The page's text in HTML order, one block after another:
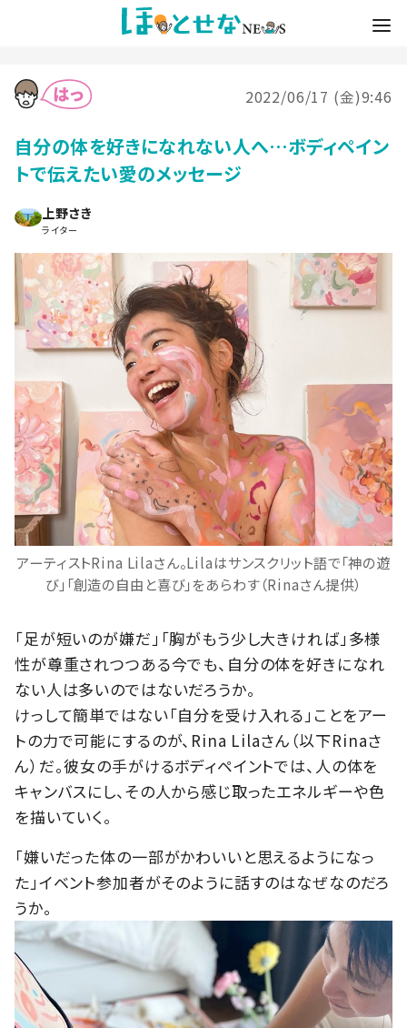
2022/06/17 (金)9:46
自分の体を好きになれない人へ…ボディペイン
トで伝えたい愛のメッセージ
上野さき
ライター
アーティストRina Lilaさん。Lilaはサンスクリット語で「神の遊
び」「創造の自由と喜び」をあらわす（Rinaさん提供）
「足が短いのが嫌だ」「胸がもう少し大きければ」多様
性が尊重されつつある今でも、自分の体を好きになれ
ない人は多いのではないだろうか。
けっして簡単ではない「自分を受け入れる」ことをアー
トの力で可能にするのが、Rina Lilaさん（以下Rinaさ
ん）だ。彼女の手がけるボディペイントでは、人の体を
キャンバスにし、その人から感じ取ったエネルギーや色
を描いていく。
「嫌いだった体の一部がかわいいと思えるようになっ
た」イベント参加者がそのように話すのはなぜなのだろ
うか。